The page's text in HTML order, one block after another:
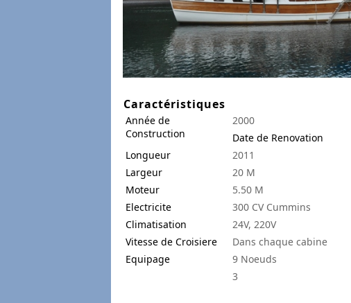
Caractéristiques
Année de
Construction
2000
Date de Renovation
2011
Longueur
20 M
Largeur
5.50 M
Moteur
300 CV Cummins
Electricite
24V, 220V
Climatisation
Dans chaque cabine
Vitesse de Croisiere
9 Noeuds
Equipage
3